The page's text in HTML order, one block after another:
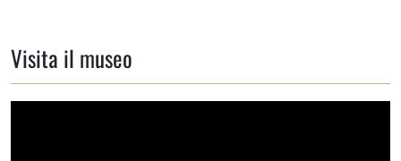
Visita il museo